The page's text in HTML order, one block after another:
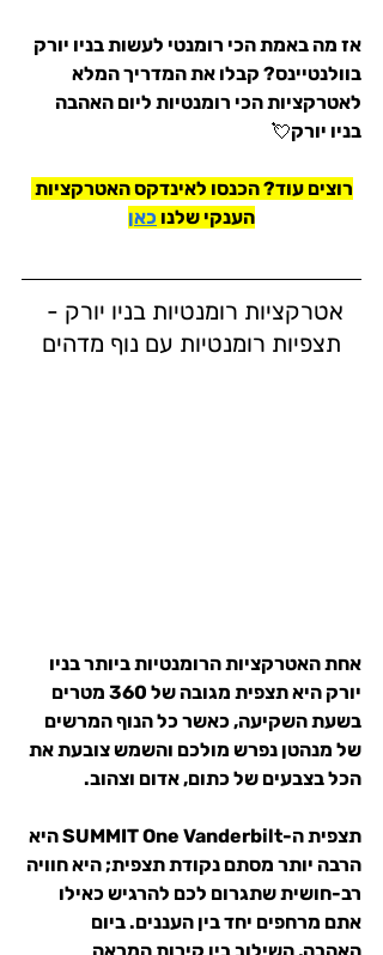
אז מה באמת הכי רומנטי לעשות בניו יורק
בוולנטיינס? קבלו את המדריך המלא
לאטרקציות הכי רומנטיות ליום האהבה
בניו יורק💘
רוצים עוד? הכנסו לאינדקס האטרקציות
הענקי שלנו כאן
אטרקציות רומנטיות בניו יורק -
תצפיות רומנטיות עם נוף מדהים
אחת האטרקציות הרומנטיות ביותר בניו
יורק היא תצפית מגובה של 360 מטרים
בשעת השקיעה, כאשר כל הנוף המרשים
של מנהטן נפרש מולכם והשמש צובעת את
הכל בצבעים של כתום, אדום וצהוב.
תצפית ה-SUMMIT One Vanderbilt היא
הרבה יותר מסתם נקודת תצפית; היא חוויה
רב-חושית שתגרום לכם להרגיש כאילו
אתם מרחפים יחד בין העננים. ביום